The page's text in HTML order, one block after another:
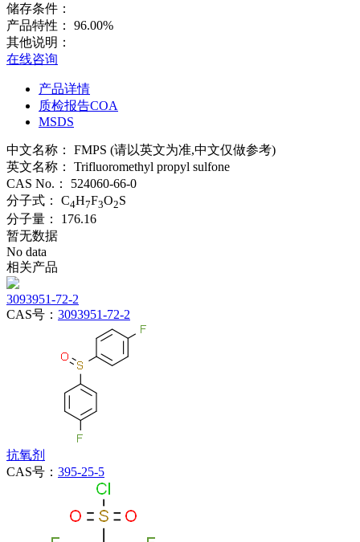
储存条件：
产品特性：
96.00%
其他说明：
在线咨询
产品详情
质检报告COA
MSDS
中文名称： FMPS (请以英文为准,中文仅做参考)
英文名称： Trifluoromethyl propyl sulfone
CAS No.：
524060-66-0
分子式：
C4H7F3O2S
分子量：
176.16
暂无数据
No data
相关产品
3093951-72-2
CAS号： 3093951-72-2
抗氧剂
CAS号： 395-25-5